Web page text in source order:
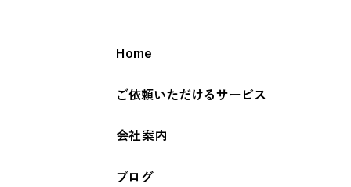
Home
ご依頼いただけるサービス
会社案内
ブログ